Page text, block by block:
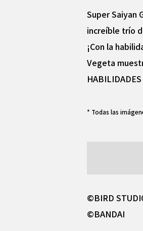
Super Saiyan
increíble trío
¡Con la
Vegeta
* Todas las
©BIRD
©BANDAI